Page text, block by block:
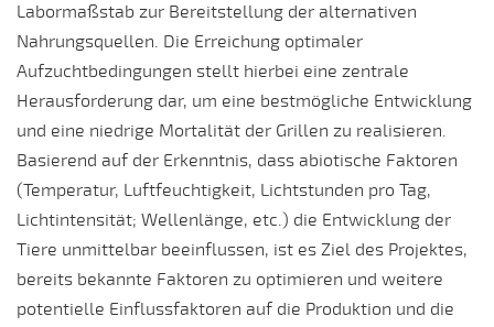
Labormaßstab zur Bereitstellung der alternativen
Nahrungsquellen. Die Erreichung optimaler
Aufzuchtbedingungen stellt hierbei eine zentrale
Herausforderung dar, um eine bestmögliche Entwicklung
und eine niedrige Mortalität der Grillen zu realisieren.
Basierend auf der Erkenntnis, dass abiotische Faktoren
(Temperatur, Luftfeuchtigkeit, Lichtstunden pro Tag,
Lichtintensität; Wellenlänge, etc.) die Entwicklung der
Tiere unmittelbar beeinflussen, ist es Ziel des Projektes,
bereits bekannte Faktoren zu optimieren und weitere
potentielle Einflussfaktoren auf die Produktion und die